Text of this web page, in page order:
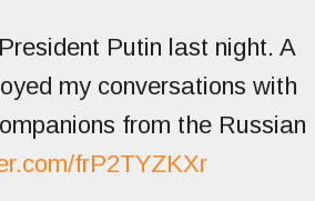
Putin last night. A
my conversations with
from the Russian
frP2TYZKXr